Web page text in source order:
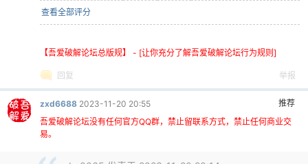
查看全部评分
【吾爱破解论坛总版规】 - [让你充分了解吾爱破解论坛行为规则]
回复 举报
推荐
zxd6688 2023-11-20 20:55
吾爱破解论坛没有任何官方QQ群，禁止留联系方式，禁止任何商业交
易。